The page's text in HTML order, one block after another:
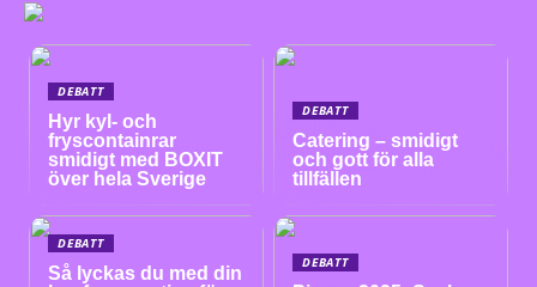
DEBATT
Hyr kyl- och
fryscontainrar
smidigt med BOXIT
över hela Sverige
DEBATT
Catering – smidigt
och gott för alla
tillfällen
DEBATT
Så lyckas du med din
DEBATT